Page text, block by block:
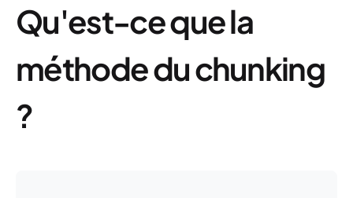
Qu'est-ce que la
méthode du chunking
?